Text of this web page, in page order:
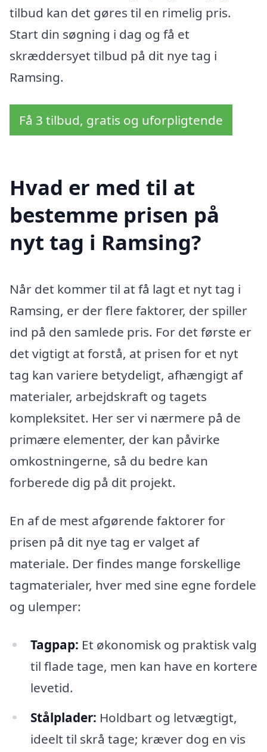
tilbud kan det gøres til en rimelig pris.
Start din søgning i dag og få et
skræddersyet tilbud på dit nye tag i
Ramsing.
Få 3 tilbud, gratis og uforpligtende
Hvad er med til at
bestemme prisen på
nyt tag i Ramsing?
Når det kommer til at få lagt et nyt tag i
Ramsing, er der flere faktorer, der spiller
ind på den samlede pris. For det første er
det vigtigt at forstå, at prisen for et nyt
tag kan variere betydeligt, afhængigt af
materialer, arbejdskraft og tagets
kompleksitet. Her ser vi nærmere på de
primære elementer, der kan påvirke
omkostningerne, så du bedre kan
forberede dig på dit projekt.
En af de mest afgørende faktorer for
prisen på dit nye tag er valget af
materiale. Der findes mange forskellige
tagmaterialer, hver med sine egne fordele
og ulemper:
Tagpap: Et økonomisk og praktisk valg
til flade tage, men kan have en kortere
levetid.
Stålplader: Holdbart og letvægtigt,
ideelt til skrå tage; kræver dog en vis